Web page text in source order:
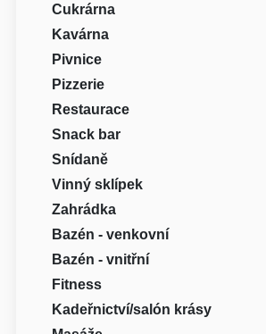
Cukrárna
Kavárna
Pivnice
Pizzerie
Restaurace
Snack bar
Snídaně
Vinný sklípek
Zahrádka
Bazén - venkovní
Bazén - vnitřní
Fitness
Kadeřnictví/salón krásy